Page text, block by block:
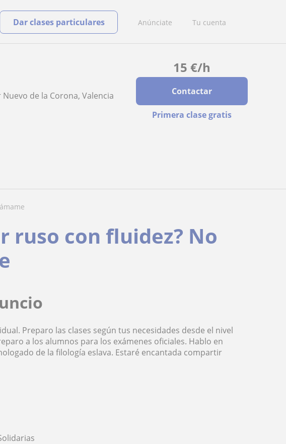
Anúnciate Tu cuenta
Dar clases particulares
15 €/h
Contactar
Primera clase gratis
de la Corona, Valencia
ruso con fluidez? No
Preparo las clases según tus necesidades desde el nivel
a los alumnos para los exámenes oficiales. Hablo en
de la filología eslava. Estaré encantada compartir